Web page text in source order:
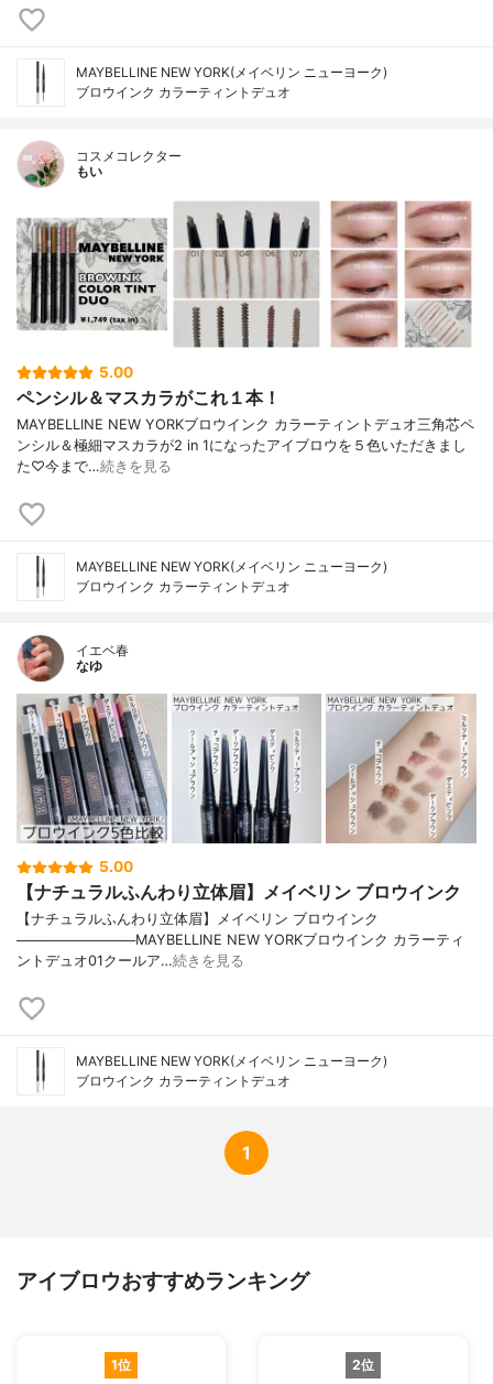
MAYBELLINE NEW YORK(メイベリン ニューヨーク)
ブロウインク カラーティントデュオ
コスメコレクター
もい
5.00
ペンシル＆マスカラがこれ１本！
MAYBELLINE NEW YORKブロウインク カラーティントデュオ三角芯ペ
ンシル＆極細マスカラが2 in 1になったアイブロウを５色いただきまし
た♡今まで…続きを見る
MAYBELLINE NEW YORK(メイベリン ニューヨーク)
ブロウインク カラーティントデュオ
イエベ春
なゆ
5.00
【ナチュラルふんわり立体眉】メイベリン ブロウインク
【ナチュラルふんわり立体眉】メイベリン ブロウインク
────────────MAYBELLINE NEW YORKブロウインク カラーティ
ントデュオ01クールア…続きを見る
MAYBELLINE NEW YORK(メイベリン ニューヨーク)
ブロウインク カラーティントデュオ
1
アイブロウおすすめランキング
1位 2位